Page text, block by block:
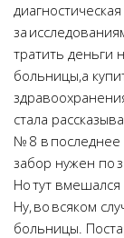
за
тратить деньги
больницы,а
стала
№ 8 в последнее
забор нужен по
Но тут
Ну, во всяком
больницы.